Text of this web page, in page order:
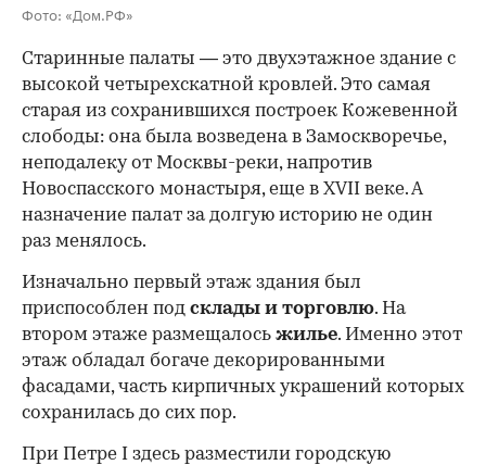
Фото: «Дом.РФ»
Старинные палаты — это двухэтажное здание с
высокой четырехскатной кровлей. Это самая
старая из сохранившихся построек Кожевенной
слободы: она была возведена в Замоскворечье,
неподалеку от Москвы-реки, напротив
Новоспасского монастыря, еще в XVII веке. А
назначение палат за долгую историю не один
раз менялось.
Изначально первый этаж здания был
приспособлен под склады и торговлю. На
втором этаже размещалось жилье. Именно этот
этаж обладал богаче декорированными
фасадами, часть кирпичных украшений которых
сохранилась до сих пор.
При Петре I здесь разместили городскую